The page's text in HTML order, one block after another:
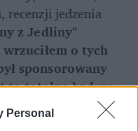
Personal
recenzji jedzenia
z Jedliny"
o tych
sponsorowany
to totalna bzdura –